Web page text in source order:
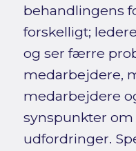
behandlingens
forskelligt;
og ser færre
medarbejdere,
medarbejdere
synspunkter
udfordringer.